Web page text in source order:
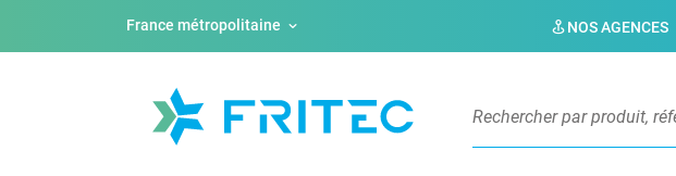
France métropolitaine NOS AGENCES